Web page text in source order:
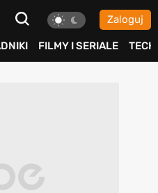
Zaloguj
FILMY I SERIALE TECH